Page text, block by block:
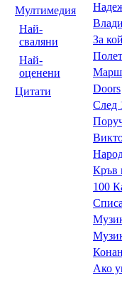
Мултимедия
Най-
сваляни
Най-
оценени
Цитати
За
Марш
Doors
След
Кръв
100
Aко